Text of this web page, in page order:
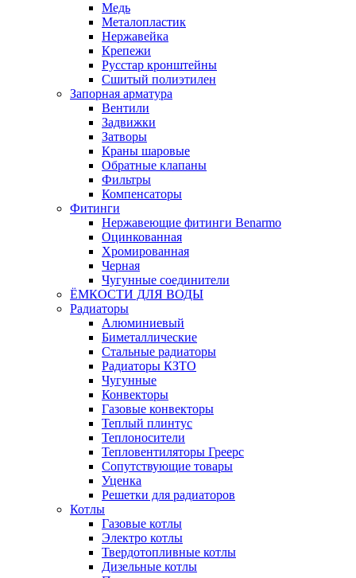
Медь
Металопластик
Нержавейка
Крепежи
Русстар кронштейны
Сшитый полиэтилен
Запорная арматура
Вентили
Задвижки
Затворы
Краны шаровые
Обратные клапаны
Фильтры
Компенсаторы
Фитинги
Нержавеющие фитинги Benarmo
Оцинкованная
Хромированная
Черная
Чугунные соединители
ЁМКОСТИ ДЛЯ ВОДЫ
Радиаторы
Алюминиевый
Биметаллические
Стальные радиаторы
Радиаторы КЗТО
Чугунные
Конвекторы
Газовые конвекторы
Теплый плинтус
Теплоносители
Тепловентиляторы Греерс
Сопутствующие товары
Уценка
Решетки для радиаторов
Котлы
Газовые котлы
Электро котлы
Твердотопливные котлы
Дизельные котлы